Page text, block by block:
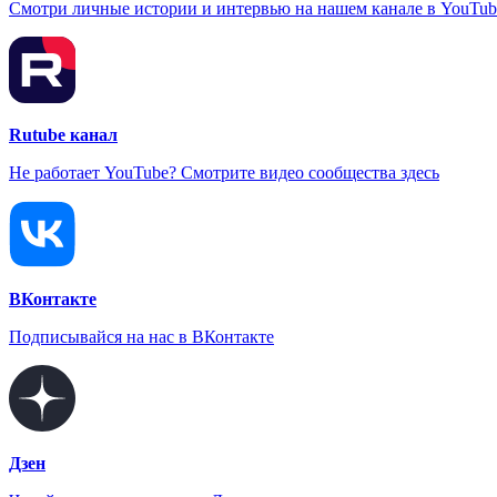
Смотри личные истории и интервью на нашем канале в
Rutube канал
Не работает YouTube? Смотрите видео сообщества здесь
ВКонтакте
Подписывайся на нас в ВКонтакте
Дзен